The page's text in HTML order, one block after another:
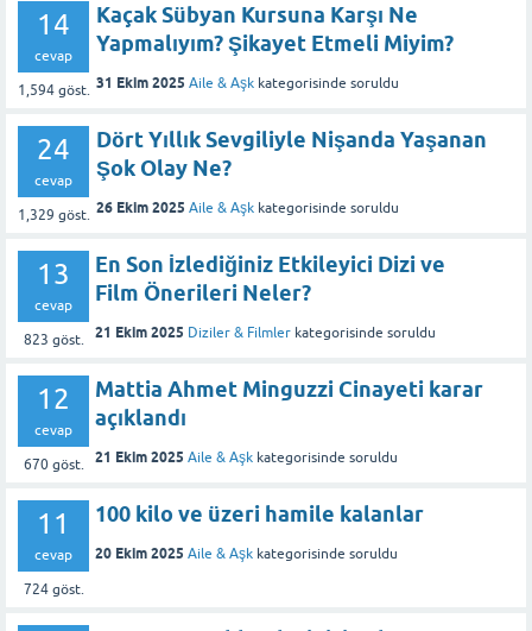
14
cevap
1,594 göst.
Kaçak Sübyan Kursuna Karşı Ne
Yapmalıyım? Şikayet Etmeli Miyim?
31 Ekim 2025 Aile & Aşk kategorisinde soruldu
24
cevap
1,329 göst.
Dört Yıllık Sevgiliyle Nişanda Yaşanan
Şok Olay Ne?
26 Ekim 2025 Aile & Aşk kategorisinde soruldu
13
cevap
823 göst.
En Son İzlediğiniz Etkileyici Dizi ve
Film Önerileri Neler?
21 Ekim 2025 Diziler & Filmler kategorisinde soruldu
12
cevap
670göst.
Mattia Ahmet Minguzzi Cinayeti karar
açıklandı
21 Ekim 2025 Aile & Aşk kategorisinde soruldu
11
cevap
724göst.
100 kilo ve üzeri hamile kalanlar
20 Ekim 2025 Aile & Aşk kategorisinde soruldu